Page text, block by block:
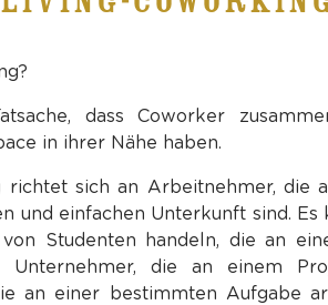
dass Coworker
in ihrer Nähe haben.
richtet sich an Arbeitnehmer, die
und einfachen Unterkunft sind. Es
Studenten handeln, die an
Unternehmer, die an einem
an einer bestimmten Aufgabe